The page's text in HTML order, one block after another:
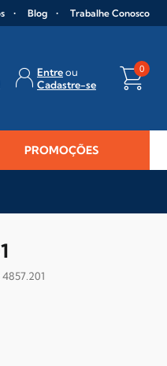
Blog Trabalhe Conosco
0
Entre
Cadastre-se
PROMOÇÕES
4857.201